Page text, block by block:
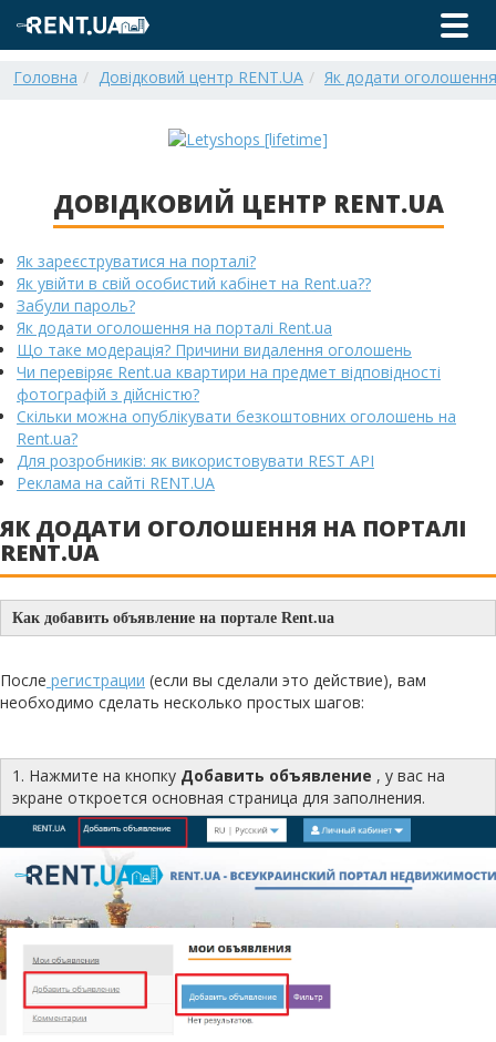
Головна Довідковий центр RENT.UA Як додати
ДОВІДКОВИЙ ЦЕНТР RENT.UA
Як зареєструватися на порталі?
Як увійти в свій особистий кабінет на Rent.ua??
Забули пароль?
Як додати оголошення на порталі Rent.ua
Що таке модерація? Причини видалення оголошень
Чи перевіряє Rent.ua квартири на предмет відповідності
фотографій з дійсністю?
Скільки можна опублікувати безкоштовних оголошень на
Rent.ua?
Для розробників: як використовувати REST API
Реклама на сайті RENT.UA
ЯК ДОДАТИ ОГОЛОШЕННЯ НА ПОРТАЛІ
RENT.UA
Как добавить объявление на портале Rent.ua
После регистрации (если вы сделали это действие), вам
необходимо сделать несколько простых шагов:
1. Нажмите на кнопку Добавить объявление , у вас на
экране откроется основная страница для заполнения.